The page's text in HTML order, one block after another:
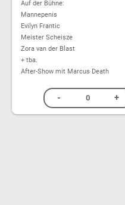
Auf der Bühne:
Mannepenis
Evilyn Frantic
Meister Scheisze
Zora van der Blast
+ tba.
After-Show mit Marcus Death